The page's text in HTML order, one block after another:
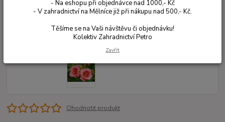
Ohodnotit produkt
- Na eshopu při objednávce nad 1000,- Kč
- V zahradnictví na Mělníce již při nákupu nad 500,- Kč.
Těšíme se na Vaši návštěvu či objednávku!
Kolektiv Zahradnictví Petro
Zavřít